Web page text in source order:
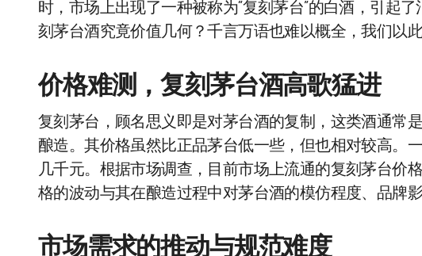
时，市场上出现了一种被称为“复刻茅台”的白酒，引起
刻茅台酒究竟价值几何？千言万语也难以概全，我们以
价格难测，复刻茅台酒高歌猛进
复刻茅台，顾名思义即是对茅台酒的复制，这类酒通常
酿造。其价格虽然比正品茅台低一些，但也相对较高。
几千元。根据市场调查，目前市场上流通的复刻茅台价
格的波动与其在酿造过程中对茅台酒的模仿程度、品牌
市场需求的推动与规范难度